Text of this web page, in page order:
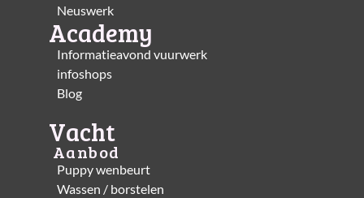
Neuswerk
Academy
Informatieavond vuurwerk
infoshops
Blog
Vacht
Aanbod
Puppy wenbeurt
Wassen / borstelen